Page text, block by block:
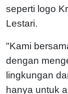
seperti logo
Lestari.
"Kami
dengan
lingkungan
hanya untuk